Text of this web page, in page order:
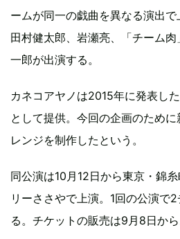
ームが同一の戯曲を異なる演出
田村健太郎、岩瀬亮、「チーム
一郎が出演する。
カネコアヤノは2015年に発表し
として提供。今回の企画のため
レンジを制作したという。
同公演は10月12日から東京・錦
リーささやで上演。1回の公演で
る。チケットの販売は9月8日から